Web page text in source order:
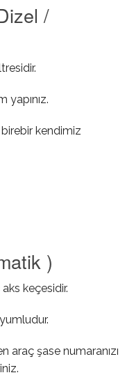
/
yapınız.
kendimiz
) hakkında
)
keçesidir.
araç şase numaranızı